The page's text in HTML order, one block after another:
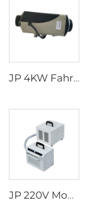
JP 4KW Fahrerhaus-Luftheizung für alle Fahrzeuge Diesel Parkheizung 12V 24V Luftheizung
JP 220V Mobile Klimageräte Fernbedienungsmodell 110V Klimagerät Auto Split Klimagerät für Zeltcamping RV